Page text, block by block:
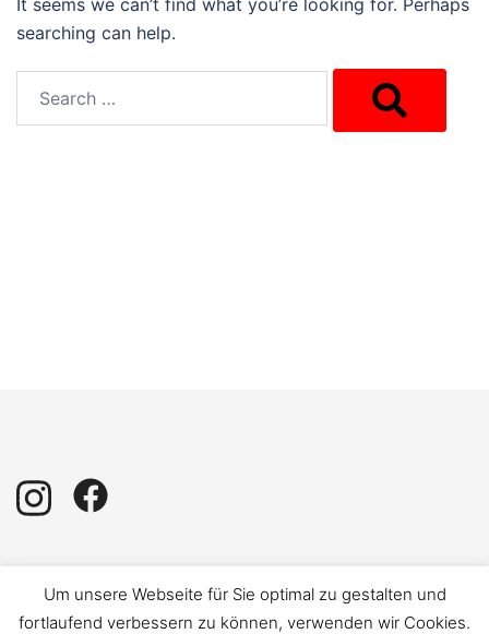
It seems we can’t find what you’re looking for. Perhaps
searching can help.
Impressum|Datenschutz
Um unsere Webseite für Sie optimal zu gestalten und
fortlaufend verbessern zu können, verwenden wir Cookies.